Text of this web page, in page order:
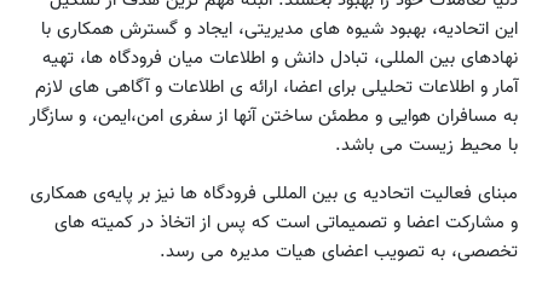
این اتحادیه، بهبود شیوه های مدیریتی، ایجاد و گسترش همکاری با
نهادهای بین المللی، تبادل دانش و اطلاعات میان فرودگاه ها، تهیه
آمار و اطلاعات تحلیلی برای اعضا، ارائه ی اطلاعات و آگاهی های لازم
به مسافران هوایی و مطمئن ساختن آنها از سفری امن،ایمن، و سازگار
با محیط زیست می باشد.
مبنای فعالیت اتحادیه ی بین المللی فرودگاه ها نیز بر پایه‌ی همکاری
و مشارکت اعضا و تصمیماتی است که پس از اتخاذ در کمیته های
تخصصی، به تصویب اعضای هیات مدیره می رسد.